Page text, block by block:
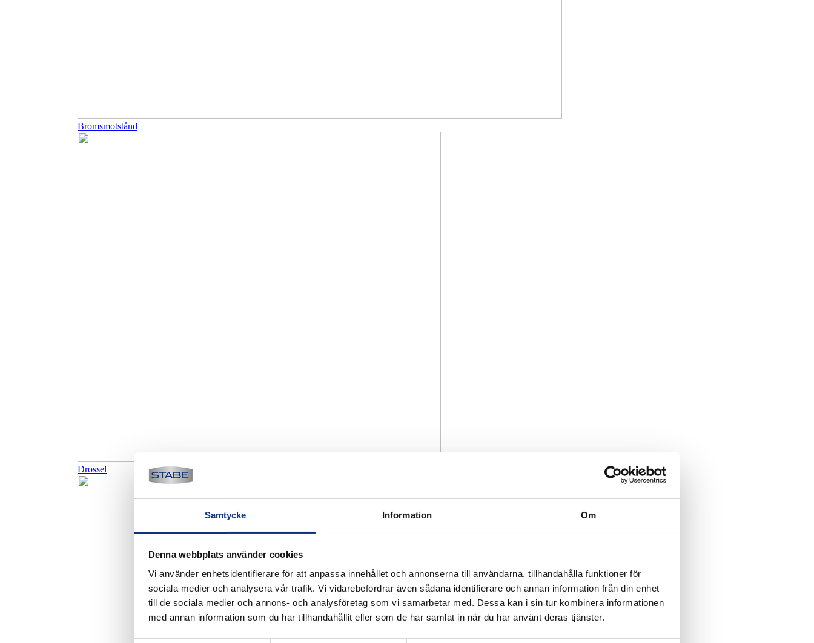
Samtycke Information Om
Denna webbplats använder cookies
Vi använder enhetsidentifierare för att anpassa innehållet och annonserna till användarna, tillhandahålla funktioner för
sociala medier och analysera vår trafik. Vi vidarebefordrar även sådana identifierare och annan information från din enhet
till de sociala medier och annons- och analysföretag som vi samarbetar med. Dessa kan i sin tur kombinera informationen
med annan information som du har tillhandahållit eller som de har samlat in när du har använt deras tjänster.
Bromsmotstånd
Drossel